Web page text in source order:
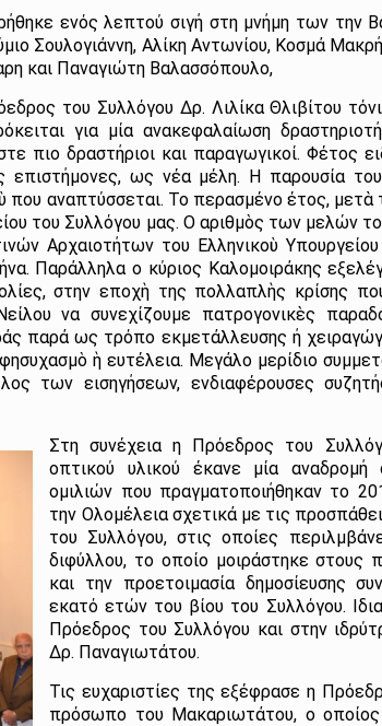
ενός λεπτού σιγή στη μνήμη των την
Σουλογιάννη, Αλίκη Αντωνίου, Κοσμά
και Παναγιώτη Βαλασσόπουλο,
του Συλλόγου Δρ. Λιλίκα Θλιβίτου
για μία ανακεφαλαίωση
πιο δραστήριοι και παραγωγικοί. Φέτος
επιστήμονες, ως νέα μέλη. Η παρουσία
που αναπτύσσεται. Το περασμένο έτος, μετὰ
του Συλλόγου μας. Ο αριθμὸς των μελών
Αρχαιοτήτων του Ελληνικοὺ
Παράλληλα ο κύριος Καλομοιράκης
στην εποχὴ της πολλαπλὴς κρίσης
να συνεχίζουμε πατρογονικὲς
παρά ως τρόπο εκμετάλλευσης ή
ὴ ευτέλεια. Μεγάλο μερίδιο
των εισηγήσεων, ενδιαφέρουσες
Στη συνέχεια η Πρόεδρος του
οπτικού υλικού έκανε μία
ομιλιών που πραγματοποιήθηκαν το
την Ολομέλεια σχετικά με τις
του Συλλόγου, στις οποίες
διφύλλου, το οποίο μοιράστηκε στους
και την προετοιμασία δημοσίευσης
εκατό ετών του βίου του Συλλόγου.
Πρόεδρος του Συλλόγου και στην
Δρ. Παναγιωτάτου.
Τις ευχαριστίες της εξέφρασε η
πρόσωπο του Μακαριωτάτου, ο